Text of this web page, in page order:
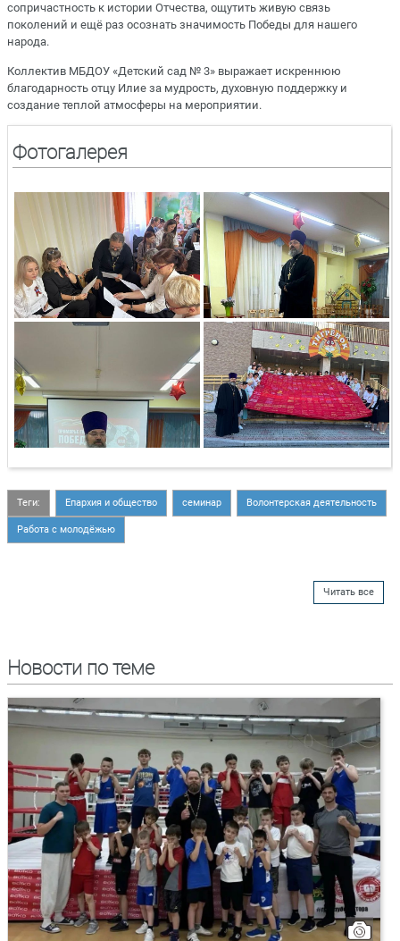
сопричастность к истории Отчества, ощутить живую связь
поколений и ещё раз осознать значимость Победы для нашего
народа.
Коллектив МБДОУ «Детский сад № 3» выражает искреннюю
благодарность отцу Илие за мудрость, духовную поддержку и
создание теплой атмосферы на мероприятии.
Фотогалерея
Теги: Епархия и общество семинар Волонтерская деятельность
Работа с молодёжью
Читать все
Новости по теме